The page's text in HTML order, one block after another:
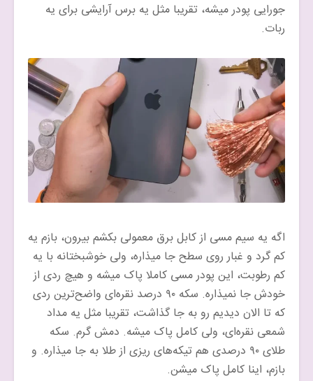
جورایی پودر میشه، تقریبا مثل یه برس آرایشی برای یه
ربات.
اگه یه سیم مسی از کابل برق معمولی بکشم بیرون، بازم یه
کم گرد و غبار روی سطح جا میذاره، ولی خوشبختانه با یه
کم رطوبت، این پودر مسی کاملا پاک میشه و هیچ ردی از
خودش جا نمیذاره. سکه ۹۰ درصد نقره‌ای واضح‌ترین ردی
که تا الان دیدیم رو به جا گذاشت، تقریبا مثل یه مداد
شمعی نقره‌ای، ولی کامل پاک میشه. دمش گرم. سکه
طلای ۹۰ درصدی هم تیکه‌های ریزی از طلا به جا میذاره. و
بازم، اینا کامل پاک میشن.